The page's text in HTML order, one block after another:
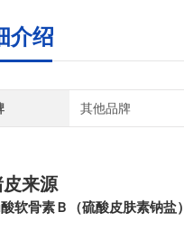
介绍
其他品牌
来源
软骨素Ｂ（硫酸皮肤素钠盐）